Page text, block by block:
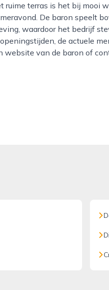
ruime terras is het bij mooi
De baron speelt
waardoor het bedrijf
de actuele
website van de baron of